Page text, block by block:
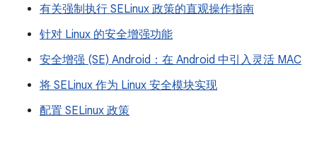
有关强制执行 SELinux 政策的直观操作指南
针对 Linux 的安全增强功能
安全增强 (SE) Android：在 Android 中引入灵活 MAC
将 SELinux 作为 Linux 安全模块实现
配置 SELinux 政策